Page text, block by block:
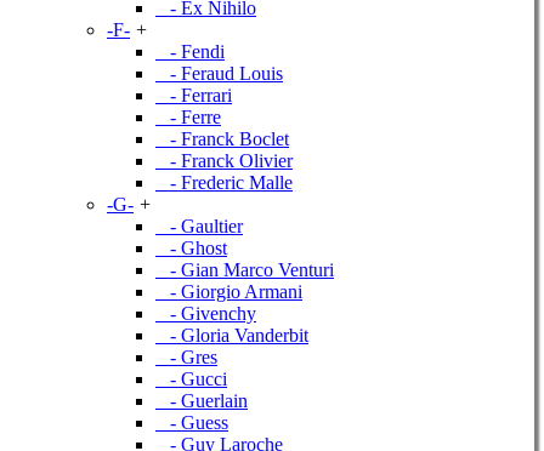
- Ex Nihilo
-F- +
- Fendi
- Feraud Louis
- Ferrari
- Ferre
- Franck Boclet
- Franck Olivier
- Frederic Malle
-G- +
- Gaultier
- Ghost
- Gian Marco Venturi
- Giorgio Armani
- Givenchy
- Gloria Vanderbit
- Gres
- Gucci
- Guerlain
- Guess
- Guy Laroche